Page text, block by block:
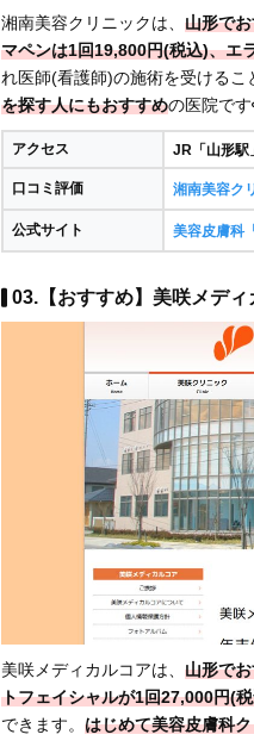
湘南美容クリニックは、 山形で
マペンは1回19,800円(税込)、エ
れ医師(看護師)の施術を受けるこ
を探す人にもおすすめの医院です
アクセス JR「山形駅
口コミ評価 湘南美容ク
公式サイト 美容皮膚科
03.【おすすめ】美咲メデ
美咲メディカルコアは、 山形で
トフェイシャルが1回27,000円(
できます。 はじめて美容皮膚科